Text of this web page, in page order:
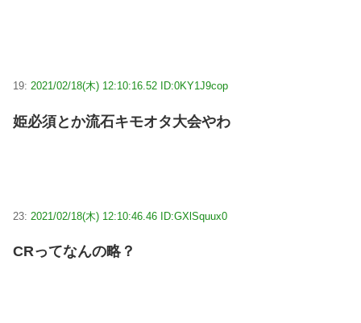
19: 2021/02/18(木) 12:10:16.52 ID:0KY1J9cop
姫必須とか流石キモオタ大会やわ
23: 2021/02/18(木) 12:10:46.46 ID:GXlSquux0
CRってなんの略？